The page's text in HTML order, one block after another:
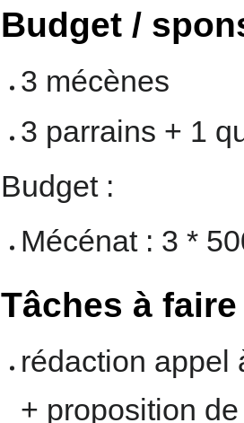
Budget /
3 mécènes
3 parrains + 1
Budget :
Mécénat : 3 *
Tâches à faire
rédaction appel
+ proposition